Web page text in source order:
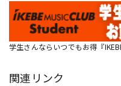
学生さんならいつでもお得『
関連リンク